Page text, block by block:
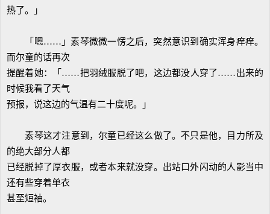
热了。」
「嗯……」素琴微微一愣之后，突然意识到确实浑身痒痒。
而尔童的话再次
提醒着她：「……把羽绒服脱了吧，这边都没人穿了……出来的
时候我看了天气
预报，说这边的气温有二十度呢。」
素琴这才注意到，尔童已经这么做了。不只是他，目力所及
的绝大部分人都
已经脱掉了厚衣服，或者本来就没穿。出站口外闪动的人影当中
还有些穿着单衣
甚至短袖。